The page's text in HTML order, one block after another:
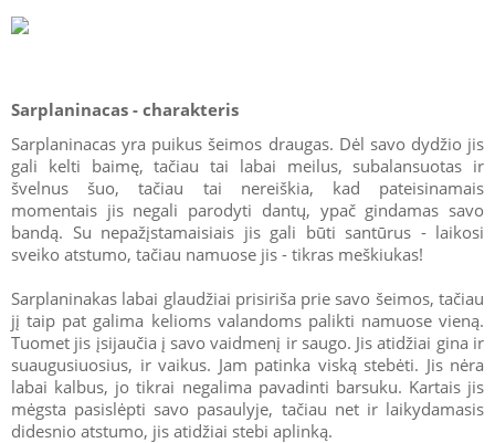
Sarplaninacas - charakteris
Sarplaninacas yra puikus šeimos draugas. Dėl savo dydžio jis
gali kelti baimę, tačiau tai labai meilus, subalansuotas ir
švelnus šuo, tačiau tai nereiškia, kad pateisinamais
momentais jis negali parodyti dantų, ypač gindamas savo
bandą. Su nepažįstamaisiais jis gali būti santūrus - laikosi
sveiko atstumo, tačiau namuose jis - tikras meškiukas!
Sarplaninakas labai glaudžiai prisiriša prie savo šeimos, tačiau
jį taip pat galima kelioms valandoms palikti namuose vieną.
Tuomet jis įsijaučia į savo vaidmenį ir saugo. Jis atidžiai gina ir
suaugusiuosius, ir vaikus. Jam patinka viską stebėti. Jis nėra
labai kalbus, jo tikrai negalima pavadinti barsuku. Kartais jis
mėgsta pasislėpti savo pasaulyje, tačiau net ir laikydamasis
didesnio atstumo, jis atidžiai stebi aplinką.